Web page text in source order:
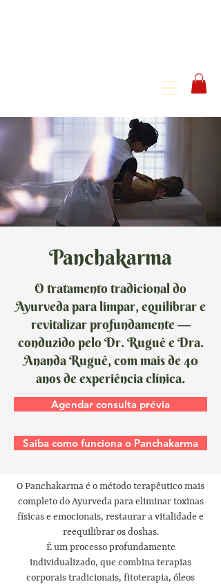
Panchakarma
O tratamento tradicional do
Ayurveda para limpar, equilibrar e
revitalizar profundamente —
conduzido pelo Dr. Ruguê e Dra.
Ananda Ruguê, com mais de 40
anos de experiência clínica.
Agendar consulta prévia
Saiba como funciona o Panchakarma
O Panchakarma é o método terapêutico mais
completo do Ayurveda para eliminar toxinas
físicas e emocionais, restaurar a vitalidade e
reequilibrar os doshas.
É um processo profundamente
individualizado, que combina terapias
corporais tradicionais, fitoterapia, óleos